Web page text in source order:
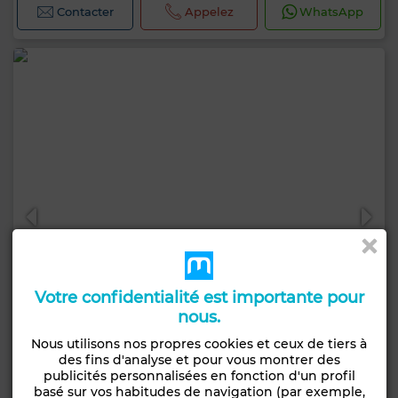
Contacter Appelez WhatsApp
Prix à consulter
Votre confidentialité est importante pour
nous.
Nous utilisons nos propres cookies et ceux de tiers à
des fins d'analyse et pour vous montrer des
publicités personnalisées en fonction d'un profil
basé sur vos habitudes de navigation (par exemple,